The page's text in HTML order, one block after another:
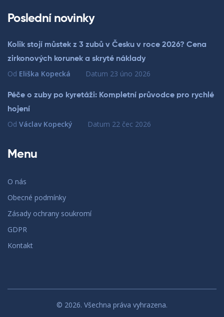
Poslední novinky
Kolik stojí můstek z 3 zubů v Česku v roce 2026? Cena
zirkonových korunek a skryté náklady
Od Eliška Kopecká Datum 23 úno 2026
Péče o zuby po kyretáži: Kompletní průvodce pro rychlé
hojení
Od Václav Kopecký Datum 22 čec 2026
Menu
O nás
Obecné podmínky
Zásady ochrany soukromí
GDPR
Kontakt
© 2026. Všechna práva vyhrazena.